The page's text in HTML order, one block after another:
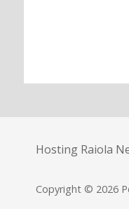
Hosting Raiola
Copyright © 2026